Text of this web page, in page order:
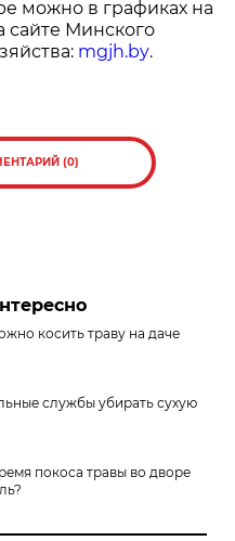
можно в графиках на
сайте Минского
mgjh.by.
(0)
косить траву на даче
службы убирать сухую
покоса травы во дворе